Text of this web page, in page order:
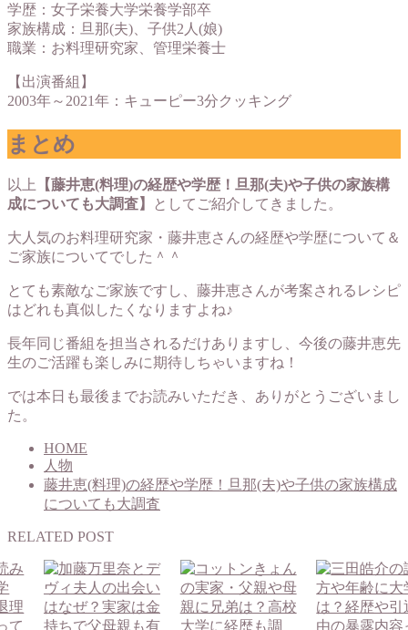
学歴：女子栄養大学栄養学部卒
家族構成：旦那(夫)、子供2人(娘)
職業：お料理研究家、管理栄養士
【出演番組】
2003年～2021年：キューピー3分クッキング
まとめ
以上 【藤井恵(料理)の経歴や学歴！旦那(夫)や子供の家族構
成についても大調査】
としてご紹介してきました。
大人気のお料理研究家・藤井恵さんの経歴や学歴について＆
ご家族についてでした＾＾
とても素敵なご家族ですし、藤井恵さんが考案されるレシピ
はどれも真似したくなりますよね♪
長年同じ番組を担当されるだけありますし、今後の藤井恵先
生のご活躍も楽しみに期待しちゃいますね！
では本日も最後までお読みいただき、ありがとうございまし
た。
HOME
人物
藤井恵(料理)の経歴や学歴！旦那(夫)や子供の家族構成
についても大調査
RELATED POST